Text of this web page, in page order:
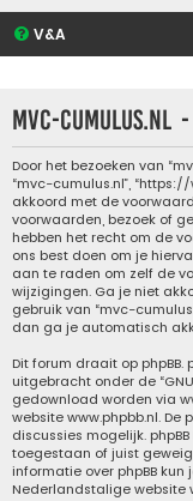
V&A
mvc-cumulus.nl
Door het bezoeken van
“mvc-cumulus.nl”,
akkoord met de
voorwaarden, bezoek of
hebben het recht om de
ons best doen om je
aan te raden om zelf de
wijzigingen. Ga je niet
gebruik van “mvc-
dan ga je automatisch
Dit forum draait op
uitgebracht onder de “
gedownload worden via
websitewww.phpbb.nl. De
discussies mogelijk.
toegestaan of juist
informatie over phpBB kun
Nederlandstalige website